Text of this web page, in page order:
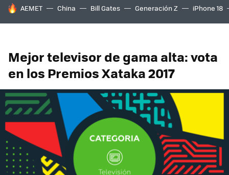
HOY SE HABLA DE
AEMET China Bill Gates Generación Z iPhone 18
Mejor televisor de gama alta: vota
en los Premios Xataka 2017